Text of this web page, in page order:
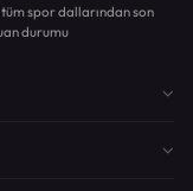
spor dallarından son
durumu